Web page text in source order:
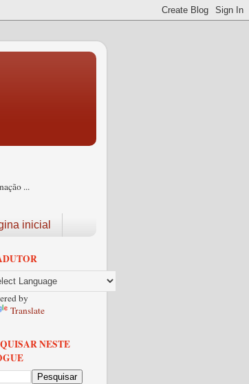
...
inicial
by
Translate
NESTE